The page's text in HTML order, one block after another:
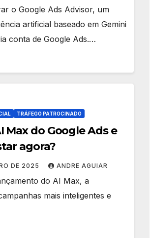
o Google Ads Advisor, um
artificial baseado em Gemini
conta de Google Ads.…
TRÁFEGO PATROCINADO
Max do Google Ads e
agora?
DE 2025 ANDRE AGUIAR
do AI Max, a
mais inteligentes e